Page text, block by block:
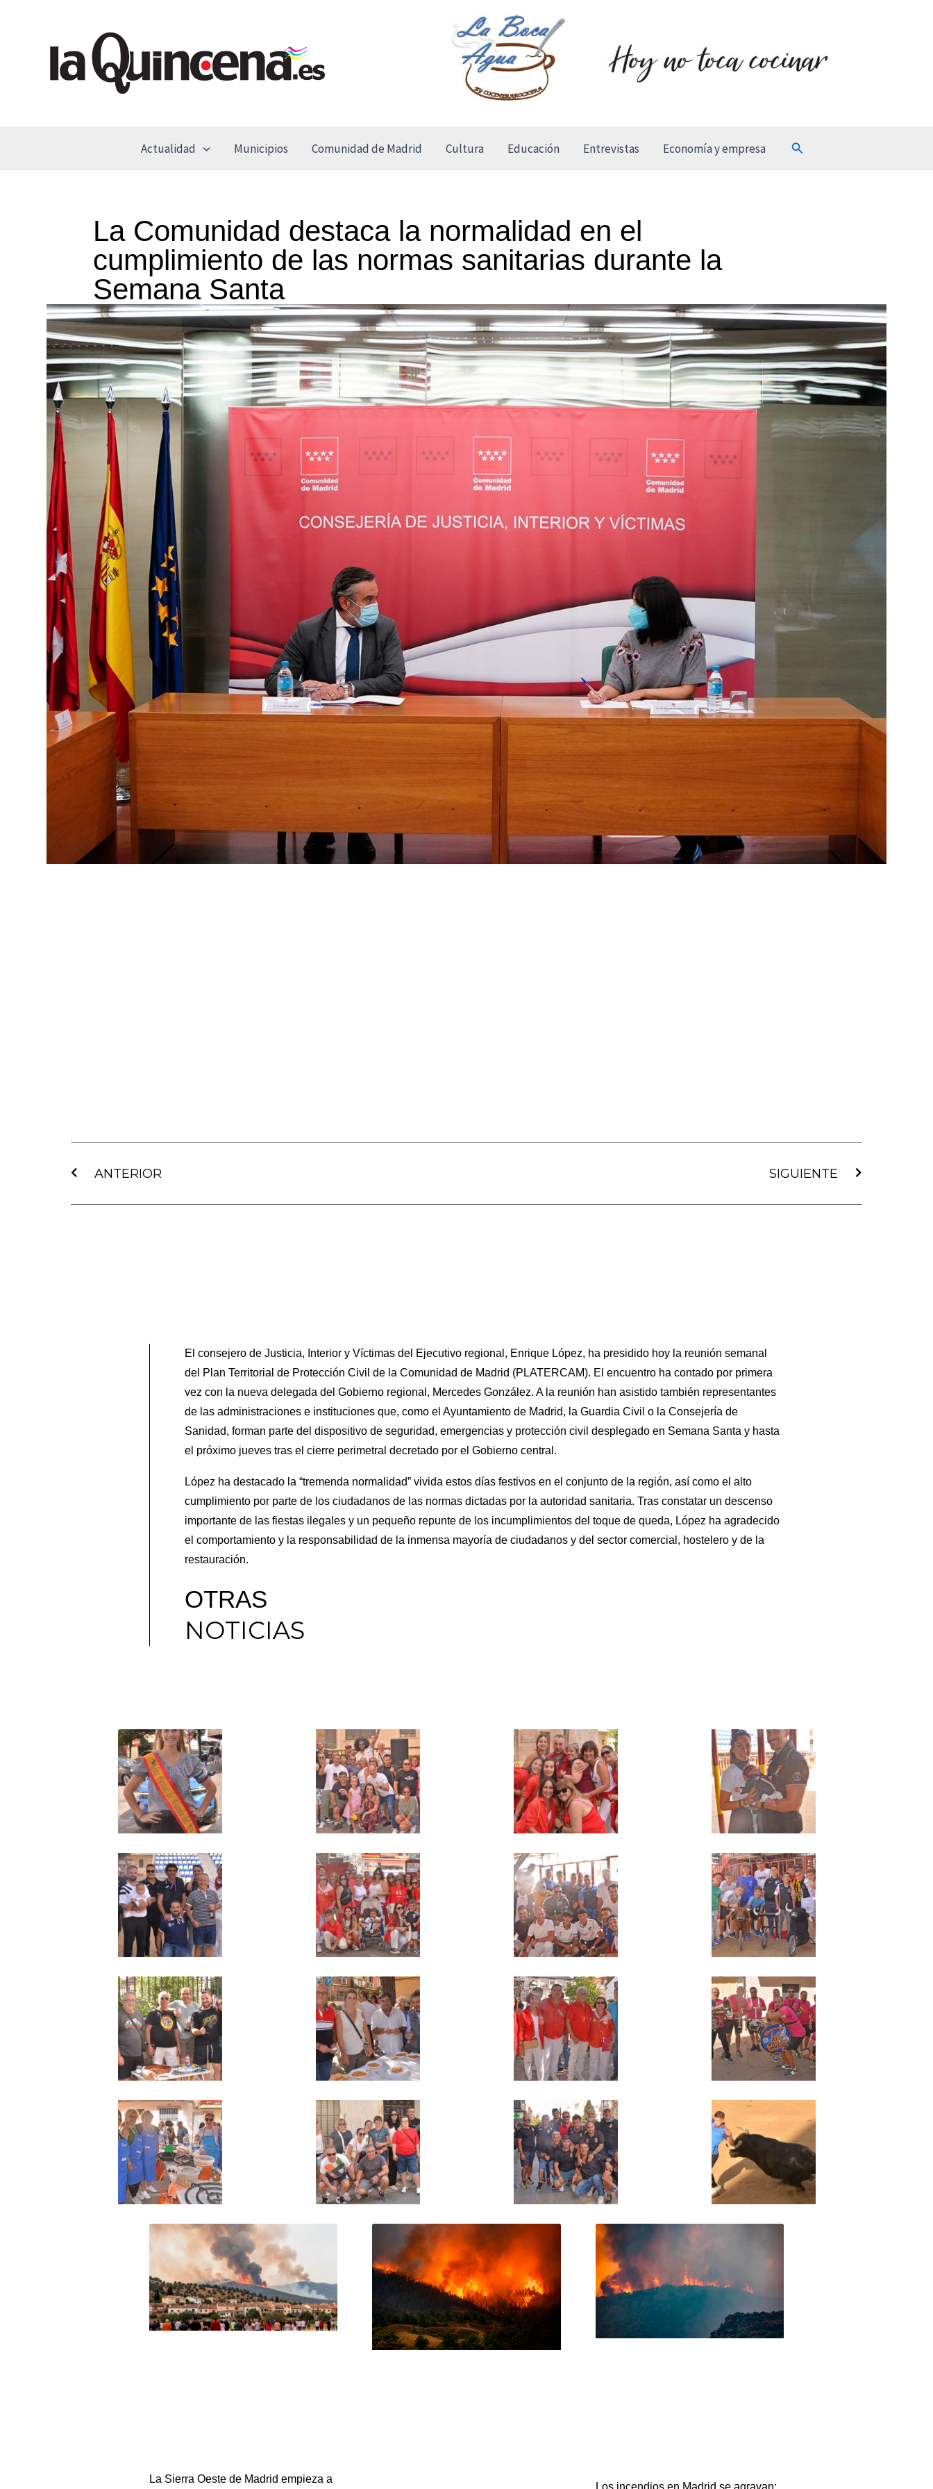
contenido
Actualidad Municipios Comunidad de Madrid Cultura Educación Entrevistas Economía y empresa Buscar
La Comunidad destaca la normalidad en el
cumplimiento de las normas sanitarias durante la
Semana Santa
ANTERIOR SIGUIENTE
El consejero de Justicia, Interior y Víctimas del Ejecutivo regional, Enrique López, ha presidido hoy la reunión semanal
del Plan Territorial de Protección Civil de la Comunidad de Madrid (PLATERCAM). El encuentro ha contado por primera
vez con la nueva delegada del Gobierno regional, Mercedes González. A la reunión han asistido también representantes
de las administraciones e instituciones que, como el Ayuntamiento de Madrid, la Guardia Civil o la Consejería de
Sanidad, forman parte del dispositivo de seguridad, emergencias y protección civil desplegado en Semana Santa y hasta
el próximo jueves tras el cierre perimetral decretado por el Gobierno central.
López ha destacado la “tremenda normalidad” vivida estos días festivos en el conjunto de la región, así como el alto
cumplimiento por parte de los ciudadanos de las normas dictadas por la autoridad sanitaria. Tras constatar un descenso
importante de las fiestas ilegales y un pequeño repunte de los incumplimientos del toque de queda, López ha agradecido
el comportamiento y la responsabilidad de la inmensa mayoría de ciudadanos y del sector comercial, hostelero y de la
restauración.
OTRAS
NOTICIAS
La Sierra Oeste de Madrid empieza a